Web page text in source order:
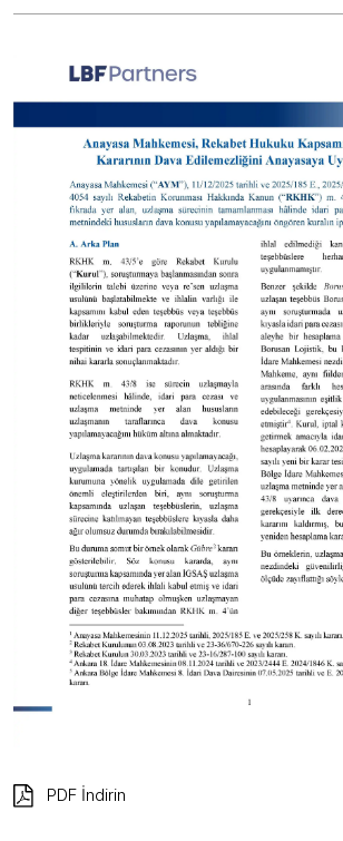
PDF İndirin